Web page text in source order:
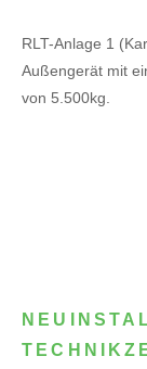
RLT-Anlage 1
Außengerät mit
von 5.500kg.